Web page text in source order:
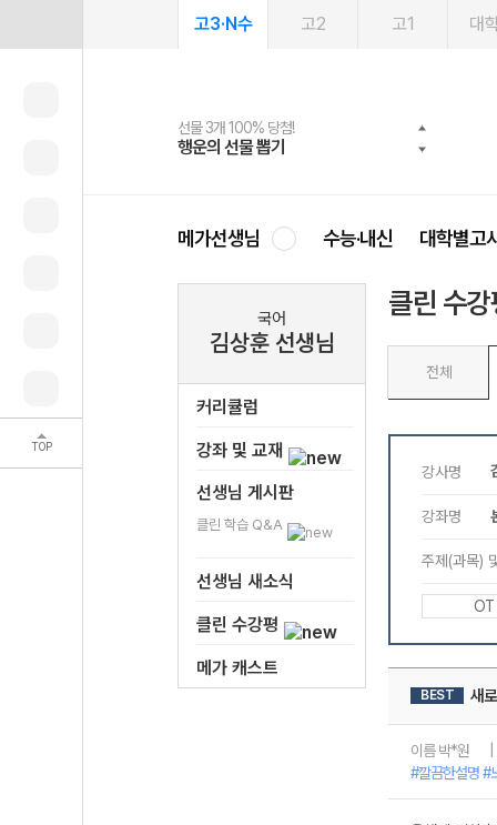
TOP
고3·N수 고2 고1 대
선물 3개 100% 당첨!
행운의 선물 뽑기
선물 100% 증정!
메가스터디 X 올리브
여름방학 스터디 캐시백
메가런 썸머스쿨
2027 러셀 단과
강사 공개선발
스마트러닝앱
설문 EVENT
메가패스
3일 무료 체험권
메가패스 수강생 무료혜택!
메가클럽 멤버십
사회공헌 캠페인
희망이룸 메가나눔
메가선생님 수능·내신 대학별고
국어
김상훈 선생님
커리큘럼
강좌 및 교재
선생님 게시판
클린 학습 Q&A
선생님 새소식
클린 수강평
메가 캐스트
클린 수강
전체